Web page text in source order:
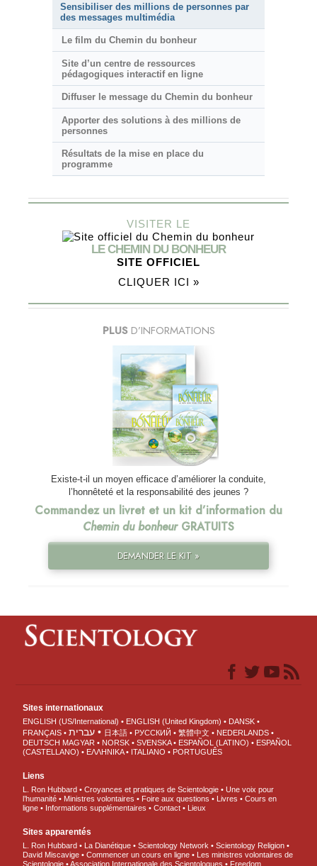
Sensibiliser des millions de personnes par
des messages multimédia
Le film du Chemin du bonheur
Site d’un centre de ressources
pédagogiques interactif en ligne
Diffuser le message du Chemin du bonheur
Apporter des solutions à des millions de
personnes
Résultats de la mise en place du
programme
VISITER LE
LE CHEMIN DU BONHEUR
SITE OFFICIEL
CLIQUER ICI »
PLUS D’INFORMATIONS
Existe-t-il un moyen efficace d’améliorer la conduite,
l’honnêteté et la responsabilité des jeunes ?
Commandez un livret et un kit d’information du
Chemin du bonheurGRATUITS
DEMANDER LE KIT »
Sites internationaux
ENGLISH (US/International) ENGLISH (United Kingdom)
DANSK
FRANÇAIS
עברית 日本語 РУССКИЙ 繁體中文
NEDERLANDS
DEUTSCH MAGYAR NORSK SVENSKA ESPAÑOL (LATINO)
ESPAÑOL
(CASTELLANO)
ΕΛΛΗΝΙΚA ITALIANO PORTUGUÊS
Liens
L. Ron Hubbard Croyances et pratiques de Scientologie
Une voix pour
l’humanité
Ministres volontaires Foire aux questions Livres
Cours en
ligne
Informations supplémentaires Contact Lieux
Sites apparentés
L. Ron Hubbard La Dianétique Scientology Network
Scientology Religion
David Miscavige
Commencer un cours en ligne
Les ministres volontaires de
Scientologie
Association Internationale des Scientologues Freedom